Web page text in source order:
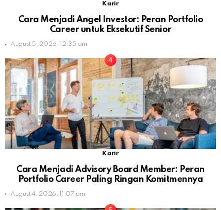
Karir
Cara Menjadi Angel Investor: Peran Portfolio
Career untuk Eksekutif Senior
August 5, 2026, 12:35 am
Karir
Cara Menjadi Advisory Board Member: Peran
Portfolio Career Paling Ringan Komitmennya
August 4, 2026, 11:07 pm